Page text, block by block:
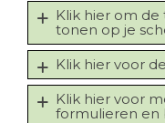
Klik hier om
tonen op je
Klik hier voor
Klik hier voor
formulieren en